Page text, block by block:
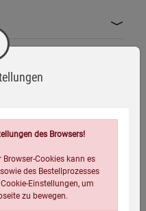
dass die
korrekt befestigt sind, um
beachten, um
wird.
die Hose nicht
4046872394850
625 Gramm
20 30
des Browsers!
Cookies kann es
des Bestellprozesses
Einstellungen, um
zu bewegen.